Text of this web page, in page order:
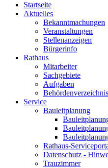
Startseite
Aktuelles
Bekanntmachungen
Veranstaltungen
Stellenanzeigen
Bürgerinfo
Rathaus
Mitarbeiter
Sachgebiete
Aufgaben
Behördenverzeichnis
Service
Bauleitplanung
Rathaus-
Datenschutz -
Trauzimmer